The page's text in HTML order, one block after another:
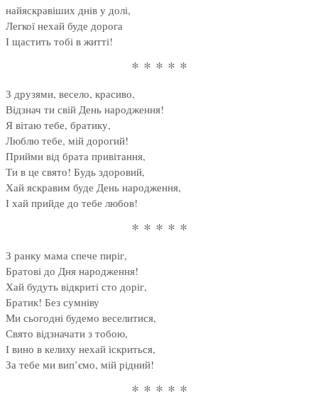
найяскравіших днів у долі,
Легкої нехай буде дорога
І щастить тобі в житті!
* * * * *
З друзями, весело, красиво,
Відзнач ти свій День народження!
Я вітаю тебе, братику,
Люблю тебе, мій дорогий!
Прийми від брата привітання,
Ти в це свято! Будь здоровий,
Хай яскравим буде День народження,
І хай прийде до тебе любов!
* * * * *
З ранку мама спече пиріг,
Братові до Дня народження!
Хай будуть відкриті сто доріг,
Братик! Без сумніву
Ми сьогодні будемо веселитися,
Свято відзначати з тобою,
І вино в келиху нехай іскриться,
За тебе ми вип’ємо, мій рідний!
* * * * *